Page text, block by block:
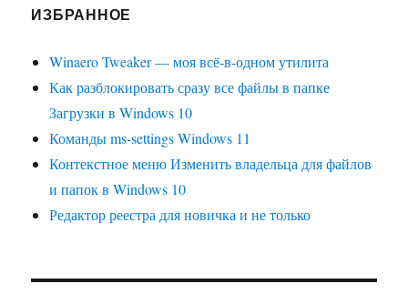
ИЗБРАННОЕ
Winaero Tweaker — моя всё-в-одном утилита
Как разблокировать сразу все файлы в папке
Загрузки в Windows 10
Команды ms-settings Windows 11
Контекстное меню Изменить владельца для файлов
и папок в Windows 10
Редактор реестра для новичка и не только